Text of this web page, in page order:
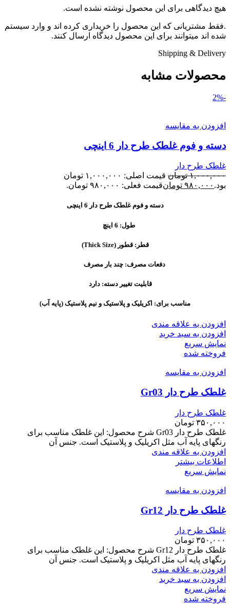
هیچ دیدگاهی برای این محصول نوشته نشده است.
.فقط مشتریانی که این محصول را خریداری کرده اند و وارد سیستم
شده اند میتوانند برای این محصول دیدگاه ارسال کنند.
Shipping & Delivery
محصولات مشابه
-2%
افزودن به مقایسه
دسته و فوم غلطک طرح دار 6 اینچی
غلطک طرح دار
۱,۰۰۰,۰۰۰ تومان
قیمت اصلی: ۱,۰۰۰,۰۰۰ تومان
بود. ۹۸۰,۰۰۰ تومانقیمت فعلی: ۹۸۰,۰۰۰ تومان.
دسته و فوم غلطک طرح دار 6 اینچی
طول: 6 اینچ
قطر: قطور (Thick Size)
دفعات مصرف: چند بار مصرف
قابلیت تغییر دسته: دارد
مناسب برای: اکریلیک و پلاستیک و نیم پلاستیک (پایه آب)
افزودن به علاقه مندی
افزودن به سبد خرید
نمایش سریع
فروخته شده
افزودن به مقایسه
غلطک طرح دار Gr03
غلطک طرح دار
۳۵۰,۰۰۰ تومان
غلطک طرح دار Gr03 شرح محصول: این غلطک مناسب برای
رنگهای پایه آب مثل اکریلیک و پلاستیک است. جنس آن
افزودن به علاقه مندی
اطلاعات بیشتر
نمایش سریع
افزودن به مقایسه
غلطک طرح دار Gr12
غلطک طرح دار
۳۵۰,۰۰۰ تومان
غلطک طرح دار Gr12 شرح محصول: این غلطک مناسب برای
رنگهای پایه آب مثل اکریلیک و پلاستیک است. جنس آن
افزودن به علاقه مندی
افزودن به سبد خرید
نمایش سریع
فروخته شده